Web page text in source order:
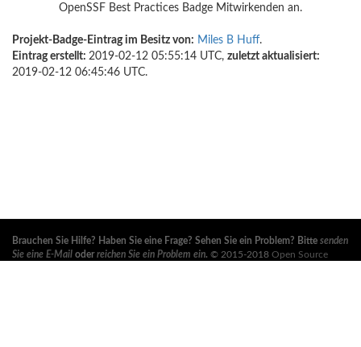
OpenSSF Best Practices Badge Mitwirkenden an.
Projekt-Badge-Eintrag im Besitz von: Miles B Huff.
Eintrag erstellt: 2019-02-12 05:55:14 UTC, zuletzt aktualisiert:
2019-02-12 06:45:46 UTC.
Brauchen Sie Hilfe? Haben Sie eine Frage? Sehen Sie ein Problem? Bitte senden
Sie eine E-Mail oderreichen Sie ein Problem ein. © 2015-2018 Open Source